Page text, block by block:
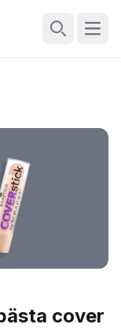
cover